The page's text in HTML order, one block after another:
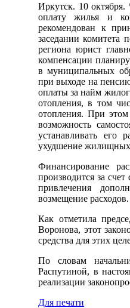
Иркутск. 10
оплату жилья и
рекомендован к
заседании комитета
региона юрист
компенсации
в муниципальных
при выходе на
оплаты за найм
отопления, в том
отопления. При этом
возможность
устанавливать его
ухудшение
Финансирование
производится за
привлечения
возмещение
Как отметила
Воронова, этот
средства для этих
По словам
Распутиной, в
реализации
Для печати